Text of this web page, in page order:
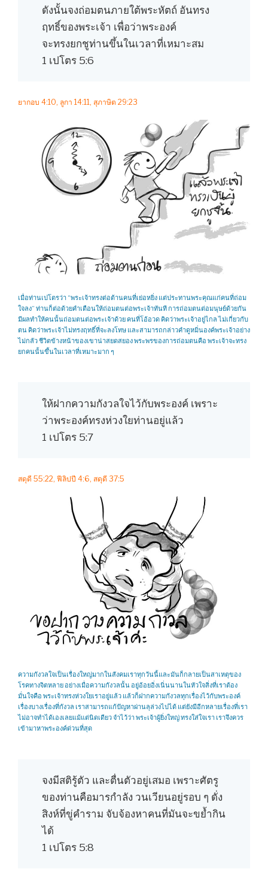
ดังนั้นจงถ่อมตนภายใต้พระหัตถ์ อันทรง
ฤทธิ์ของพระเจ้า เพื่อว่าพระองค์
จะทรงยกชูท่านขึ้นในเวลาที่เหมาะสม
1 เปโตร 5:6
ยากอบ 4:10, ลูกา 14:11, สุภาษิต 29:23
เมื่อท่านเปโตรว่า “พระเจ้าทรงต่อต้านคนที่เย่อหยิ่ง แต่ประทานพระคุณแก่คนที่ถ่อม
ใจลง” ท่านก็ต่อด้วยคำเตือนให้ถ่อมตนต่อพระเจ้าทันที การถ่อมตนต่อมนุษย์ด้วยกัน
มีผลทำให้คนนั้นถ่อมตนต่อพระเจ้าด้วย คนที่โอ้อวด คิดว่าพระเจ้าอยู่ไกล ไม่เกี่ยวกับ
ตน คิดว่าพระเจ้าไม่ทรงฤทธิ์ที่จะลงโทษ และสามารถกล่าวคำดูหมิ่นองค์พระเจ้าอย่าง
ไม่กลัว ชีวิตข้างหน้าของเขาน่าสยดสยอง พระพรของการถ่อมตนคือ พระเจ้าจะทรง
ยกคนนั้นขึ้นในเวลาที่เหมาะมาก ๆ
ให้ฝากความกังวลใจไว้กับพระองค์ เพราะ
ว่าพระองค์ทรงห่วงใยท่านอยู่แล้ว
1 เปโตร 5:7
สดุดี 55:22, ฟีลิปปี 4:6, สดุดี 37:5
ความกังวลใจเป็นเรื่องใหญ่มากในสังคมเราทุกวันนี้และมันก็กลายเป็นสาเหตุของ
โรคทางจิตหลาย อย่างเมื่อความกังวลนั้น อยู่อ้อยอิ่งเนิ่นนานในหัวใจสิ่งที่เราต้อง
มั่นใจคือ พระเจ้าทรงห่วงใยเราอยู่แล้ว แล้วก็ฝากความกังวลทุกเรื่องไว้กับพระองค์
เรื่องบางเรื่องที่กังวล เราสามารถแก้ปัญหาผ่านลุล่วงไปได้ แต่ยังมีอีกหลายเรื่องที่เรา
ไม่อาจทำได้เองเลยแม้แต่นิดเดียว จำไว้ว่า พระเจ้าผู้ยิ่งใหญ่ ทรงใส่ใจเรา เราจึงควร
เข้ามาหาพระองค์ด่วนที่สุด
จงมีสติรู้ตัว และตื่นตัวอยู่เสมอ เพราะศัตรู
ของท่านคือมารกำลัง วนเวียนอยู่รอบ ๆ ดั่ง
สิงห์ที่ขู่คำราม จับจ้องหาคนที่มันจะขย้ำกิน
ได้
1 เปโตร 5:8